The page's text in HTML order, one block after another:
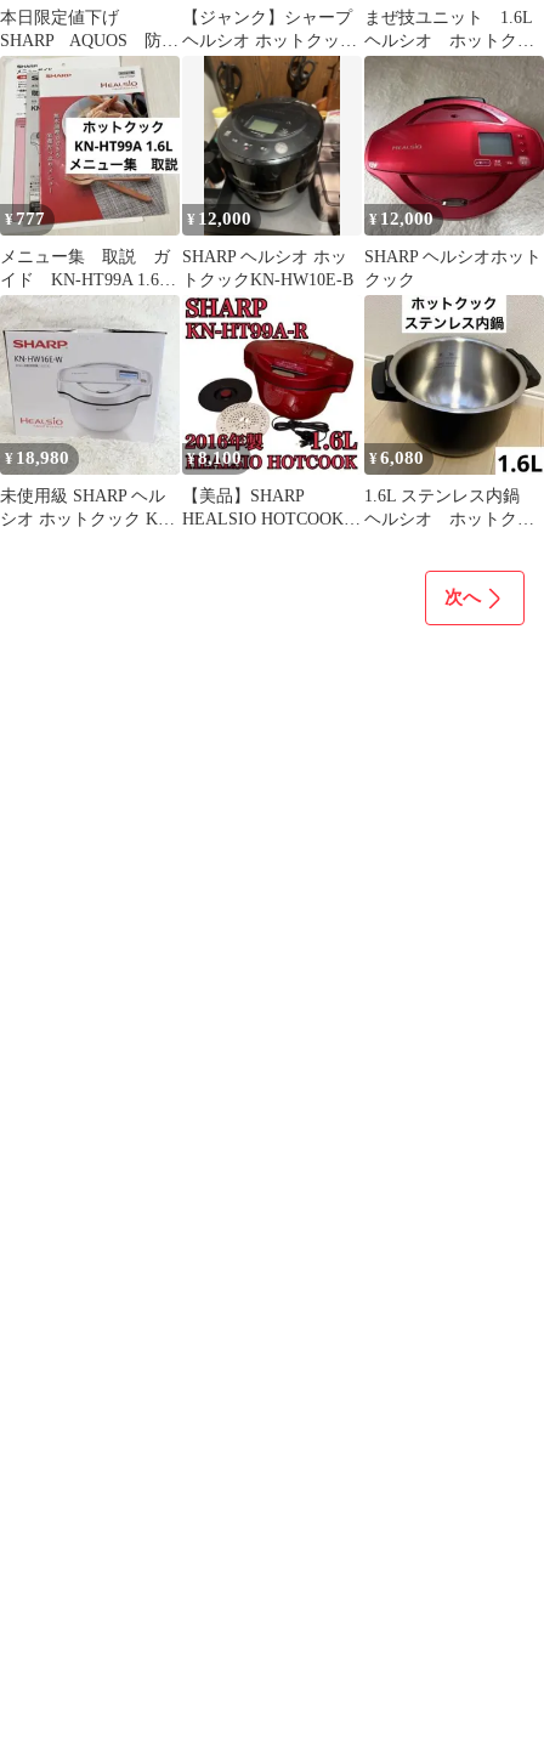
本日限定値下げ
SHARP AQUOS 防水
ポータブルテレビ2T-
C16AP
【ジャンク】シャープ
ヘルシオ ホットクック
2.4L KN-HW24E-R
まぜ技ユニット 1.6L
ヘルシオ ホットクッ
ク
¥777
メニュー集 取説 ガ
イド KN-HT99A 1.6L
ホットクック
¥ 12,000
SHARP ヘルシオ ホッ
トクックKN-HW10E-B
¥ 12,000
SHARP ヘルシオホット
クック
¥ 18,980
未使用級 SHARP ヘル
シオ ホットクック KN-
¥8,100
【美品】SHARP
HEALSIO HOTCOOK
¥6,080
1.6L ステンレス内鍋
ヘルシオ ホットクッ
次へ